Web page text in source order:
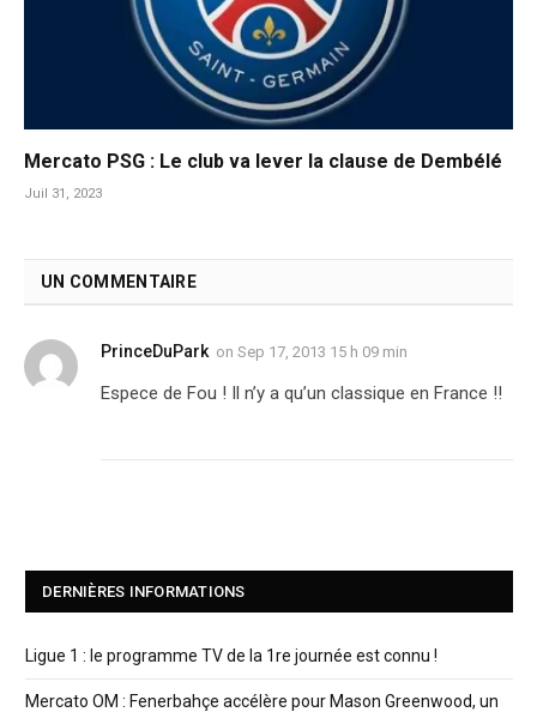
Mercato PSG : Le club va lever la clause de Dembélé
Juil 31, 2023
UN COMMENTAIRE
PrinceDuPark on Sep 17, 2013 15 h 09 min
Espece de Fou ! Il n’y a qu’un classique en France !!
DERNIÈRES INFORMATIONS
Ligue 1 : le programme TV de la 1re journée est connu !
Mercato OM : Fenerbahçe accélère pour Mason Greenwood, un